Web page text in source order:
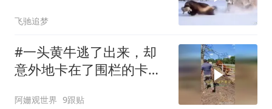
飞驰追梦
#一头黄牛逃了出来，却
意外地卡在了围栏的卡子
阿姗观世界 9跟贴